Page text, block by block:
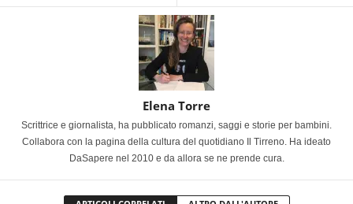
Elena Torre
Scrittrice e giornalista, ha pubblicato romanzi, saggi e storie per bambini.
Collabora con la pagina della cultura del quotidiano Il Tirreno. Ha ideato
DaSapere nel 2010 e da allora se ne prende cura.